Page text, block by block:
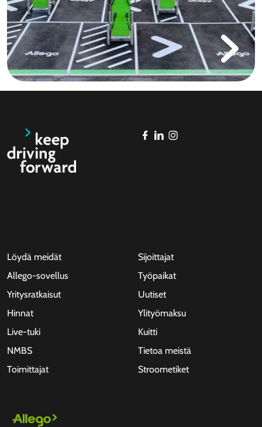
Löydä meidät
Allego-sovellus
Yritysratkaisut
Hinnat
Live-tuki
NMBS
Toimittajat
Sijoittajat
Työpaikat
Uutiset
Ylityömaksu
Kuitti
Tietoa meistä
Stroometiket